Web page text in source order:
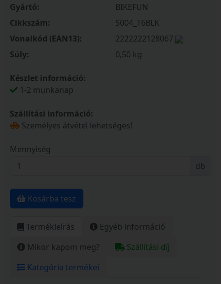
Gyártó:
BIKEFUN
Cikkszám:
S004_T6BLK
Vonalkód (EAN13):
2222222128067
Súly:
0,50 kg
Készlet információ:
1-2 munkanap
Szállítási információ:
Személyes átvétel lehetséges!
Mennyiség
db
Kosárba tesz
Termékleírás
Egyéb információ
Mikor kapom meg?
Szállítási díj
Kategória termékei